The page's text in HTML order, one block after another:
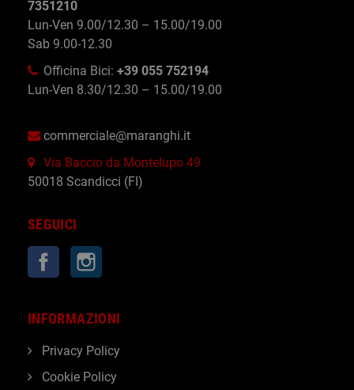
7351210
Lun-Ven 9.00/12.30 – 15.00/19.00
Sab 9.00-12.30
Officina Bici: +39 055 752194
Lun-Ven 8.30/12.30 – 15.00/19.00
commerciale@maranghi.it
Via Baccio da Montelupo 49
50018 Scandicci (FI)
SEGUICI
Facebook
INFORMAZIONI
Privacy Policy
Cookie Policy